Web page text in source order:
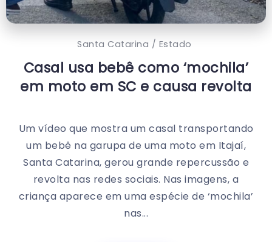
Santa Catarina / Estado
Casal usa bebê como ‘mochila’
em moto em SC e causa revolta
Um vídeo que mostra um casal transportando
um bebê na garupa de uma moto em Itajaí,
Santa Catarina, gerou grande repercussão e
revolta nas redes sociais. Nas imagens, a
criança aparece em uma espécie de ‘mochila’
nas...